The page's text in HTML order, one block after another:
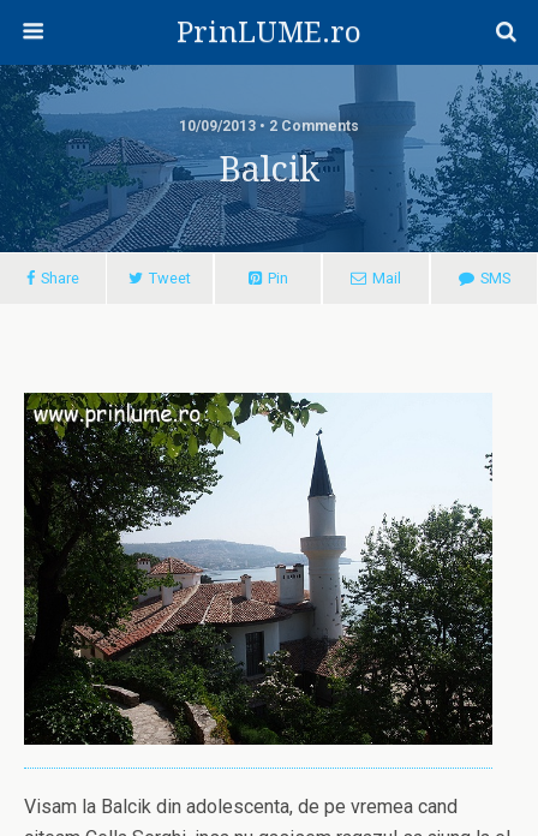
PrinLUME.ro
10/09/2013 • 2 Comments
Balcik
Share Tweet Pin Mail SMS
Visam la Balcik din adolescenta, de pe vremea cand